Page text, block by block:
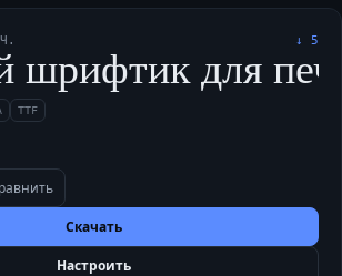
↓ 5
шрифтик для
TTF
Скачать
Настроить